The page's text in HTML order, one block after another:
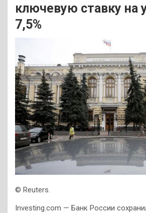
ключевую ставку на
7,5%
© Reuters.
Investing.com — Банк России